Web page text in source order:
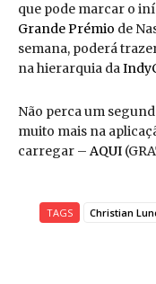
que pode marcar o
Grande Prémio de
semana, poderá
na hierarquia da
Não perca um
muito mais na
carregar – AQUI
TAGS Christian